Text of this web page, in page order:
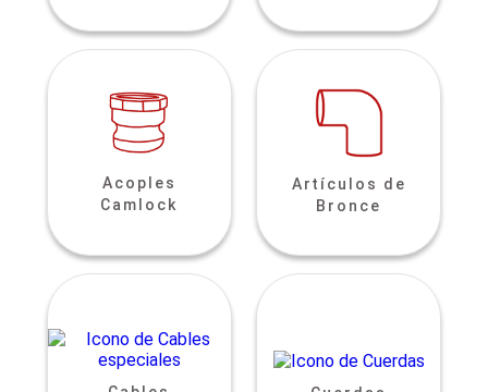
Acoples
Camlock
Artículos de
Bronce